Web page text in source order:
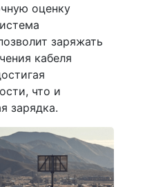
оценку
заряжать
кабеля
что и
зарядка.